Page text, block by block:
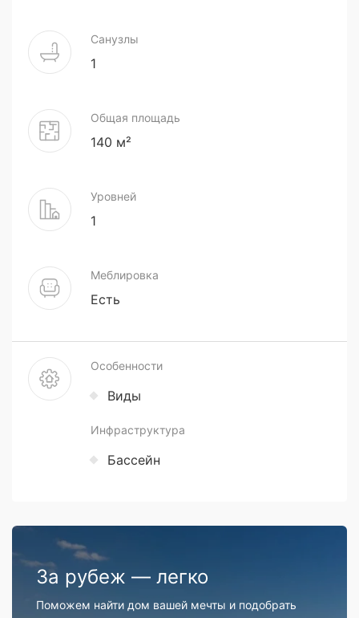
Санузлы
1
Общая площадь
140 м²
Уровней
1
Меблировка
Есть
Особенности
Виды
Инфраструктура
Бассейн
За рубеж — легко
Поможем найти дом вашей мечты и подобрать